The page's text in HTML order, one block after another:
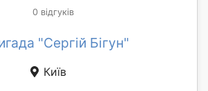
0 відгуків
"Сергій Бігун"
Київ